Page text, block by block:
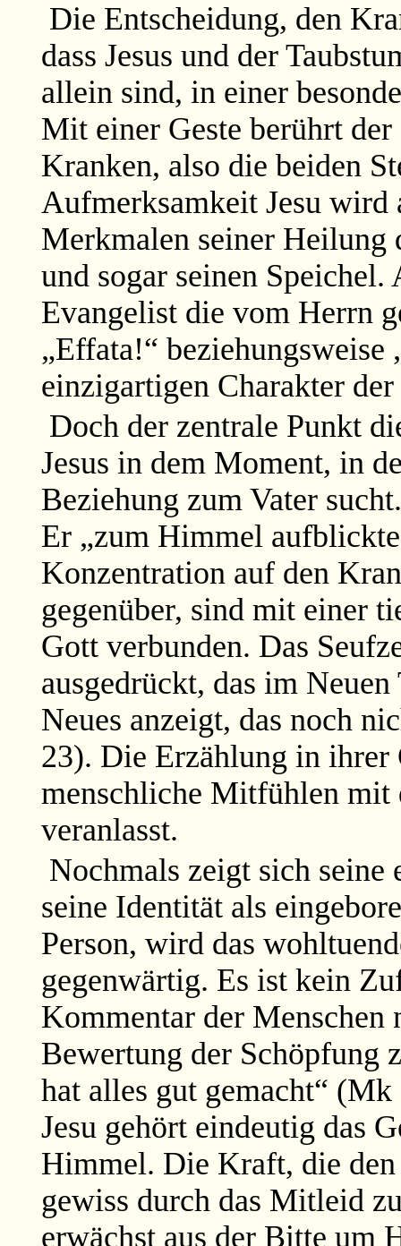
Die Entscheidung, den
dass Jesus und der
allein sind, in einer
Mit einer Geste berührt
Kranken, also die beiden
Aufmerksamkeit Jesu wird
Merkmalen seiner Heilung
und sogar seinen Speichel.
Evangelist die vom Herrn
„Effata!“
einzigartigen Charakter der
Doch der zentrale Punkt
Jesus in dem Moment, in
Beziehung zum Vater
Er „zum Himmel
Konzentration auf den
gegenüber, sind mit einer
Gott verbunden. Das
ausgedrückt, das im
Neues anzeigt, das noch
23). Die Erzählung in ihrer
menschliche Mitfühlen mit
veranlasst.
Nochmals zeigt sich seine
seine Identität als
Person, wird das
gegenwärtig. Es ist kein
Kommentar der Menschen
Bewertung der Schöpfung
hat alles gut gemacht“
Jesu gehört eindeutig das
Himmel. Die Kraft, die
gewiss durch das Mitleid
erwächst aus der Bitte um